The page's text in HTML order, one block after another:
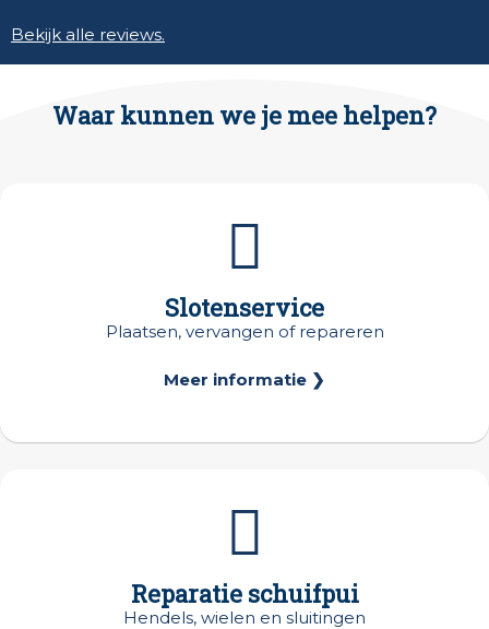
Bekijk alle reviews.
Waar kunnen we je mee helpen?
Slotenservice
Plaatsen, vervangen of repareren
Meer informatie ❯
Reparatie schuifpui
Hendels, wielen en sluitingen